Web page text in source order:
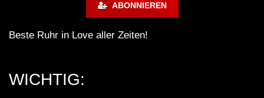
ABONNIEREN
Beste Ruhr in Love aller Zeiten!
WICHTIG: